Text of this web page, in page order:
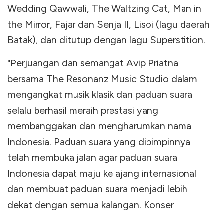
Wedding Qawwali, The Waltzing Cat, Man in
the Mirror, Fajar dan Senja II, Lisoi (lagu daerah
Batak), dan ditutup dengan lagu Superstition.
"Perjuangan dan semangat Avip Priatna
bersama The Resonanz Music Studio dalam
mengangkat musik klasik dan paduan suara
selalu berhasil meraih prestasi yang
membanggakan dan mengharumkan nama
Indonesia. Paduan suara yang dipimpinnya
telah membuka jalan agar paduan suara
Indonesia dapat maju ke ajang internasional
dan membuat paduan suara menjadi lebih
dekat dengan semua kalangan. Konser